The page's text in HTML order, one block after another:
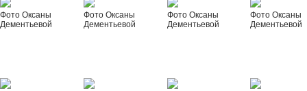
Фото Оксаны
Дементьевой
Фото Оксаны
Дементьевой
Фото Оксаны
Дементьевой
Фото Оксаны
Дементьевой